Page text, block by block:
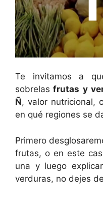
Te invitamos a
sobrelas frutas y
Ñ, valor nutricional,
en qué regiones se
Primero
frutas, o en este
una y luego
verduras, no dejes